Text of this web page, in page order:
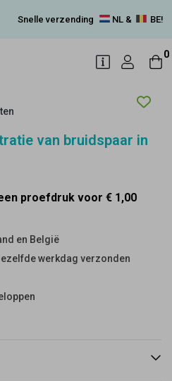
Snelle verzending NL & BE!
0
van bruidspaar in
proefdruk voor € 1,00
en België
werkdag verzonden